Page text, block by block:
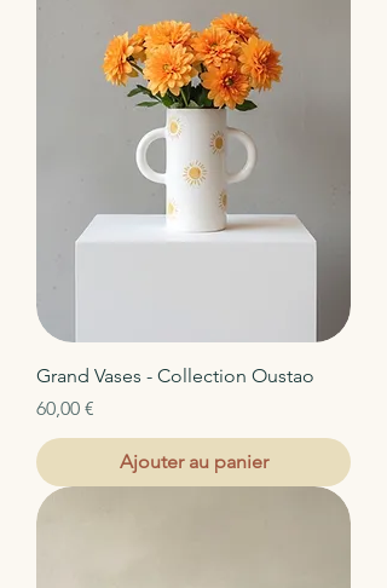
Grand Vases - Collection Oustao
Prix
60,00 €
Ajouter au panier